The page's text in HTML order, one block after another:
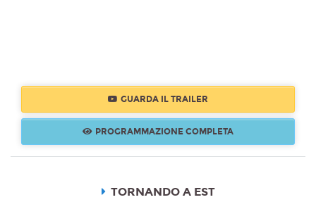
GUARDA IL TRAILER
PROGRAMMAZIONE COMPLETA
TORNANDO A EST